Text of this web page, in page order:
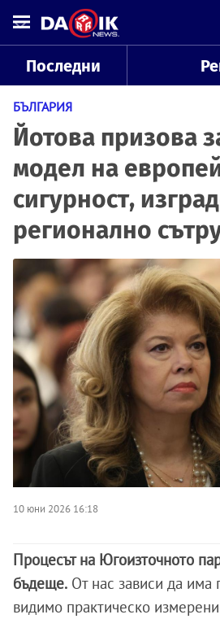
Последни
БЪЛГАРИЯ
Йотова призова
модел на
сигурност,
регионално
10 юни 2026 16:18
Процесът на Югоизточното
бъдеще. От нас зависи да има
видимо практическо